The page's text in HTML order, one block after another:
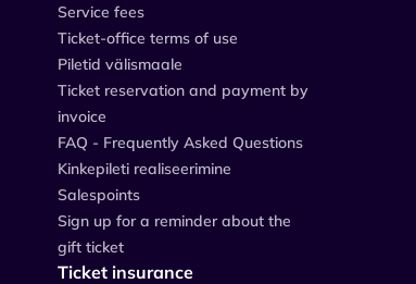
Service fees
Ticket-office terms of use
Piletid välismaale
Ticket reservation and payment by
invoice
FAQ - Frequently Asked Questions
Kinkepileti realiseerimine
Salespoints
Sign up for a reminder about the
gift ticket
Ticket insurance